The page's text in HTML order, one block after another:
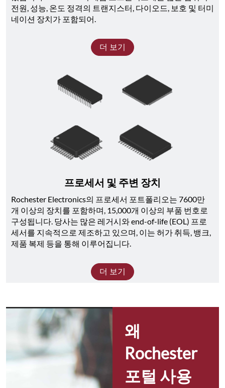
전원, 성능, 온도 정격의 트랜지스터, 다이오드, 보호 및 터미
네이션 장치가 포함되어.
더 보기
프로세서 및 주변 장치
Rochester Electronics의 프로세서 포트폴리오는 7600만
개 이상의 장치를 포함하며, 15,000개 이상의 부품 번호로
구성됩니다. 당사는 많은 레거시와 end-of-life (EOL) 프로
세서를 지속적으로 제조하고 있으며, 이는 허가 취득, 뱅크,
제품 복제 등을 통해 이루어집니다.
더 보기
왜
Rochester
포털 사용